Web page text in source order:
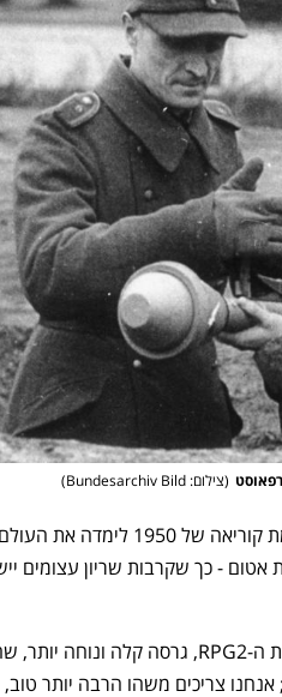
ענף במתח גבוה
(צילום: Bundesarchiv Bild )